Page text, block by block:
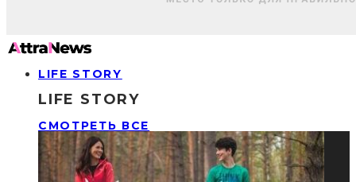
LIFE STORY
LIFE STORY
СМОТРЕТЬ ВСЕ